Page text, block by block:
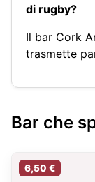
di rugby?
Il bar Cork
trasmette
Bar che
6,50 €